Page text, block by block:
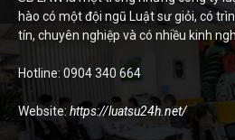
hào có một đội ngũ Luật sư giỏi, có
tín, chuyên nghiệp và có nhiều kinh
Hotline: 0904 340 664
Website: https://luatsu24h.net/